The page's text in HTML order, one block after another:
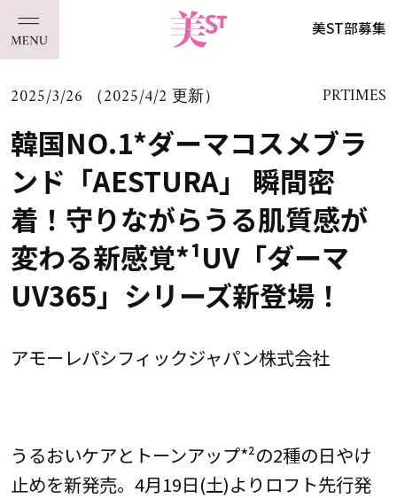
美ST部募集
2025/3/26 （2025/4/2 更新） PRTIMES
韓国NO.1*ダーマコスメブラ
ンド「AESTURA」 瞬間密
着！守りながらうる肌質感が
変わる新感覚*¹UV「ダーマ
UV365」シリーズ新登場！
アモーレパシフィックジャパン株式会社
うるおいケアとトーンアップ*²の2種の日やけ
止めを新発売。4月19日(土)よりロフト先行発